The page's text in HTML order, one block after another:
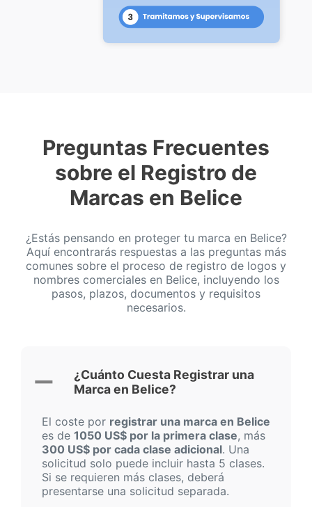
Preguntas Frecuentes
sobre el Registro de
Marcas en Belice
¿Estás pensando en proteger tu marca en Belice?
Aquí encontrarás respuestas a las preguntas más
comunes sobre el proceso de registro de logos y
nombres comerciales en Belice, incluyendo los
pasos, plazos, documentos y requisitos
necesarios.
¿Cuánto Cuesta Registrar una
Marca en Belice?
El coste por registrar una marca en Belice
es de 1050 US$ por la primera clase, más
300 US$ por cada clase adicional. Una
solicitud solo puede incluir hasta 5 clases.
Si se requieren más clases, deberá
presentarse una solicitud separada.